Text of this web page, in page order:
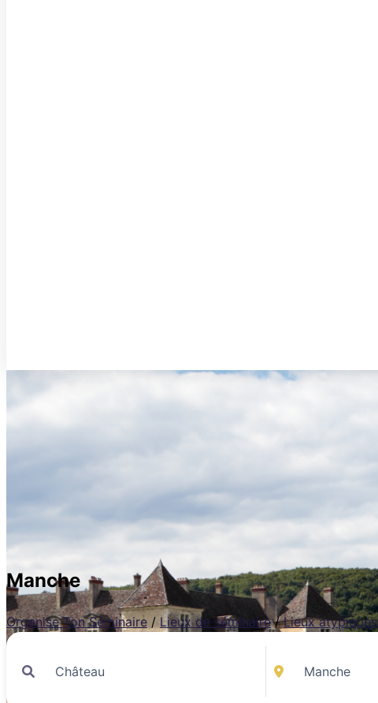
Manche
Organise Ton Séminaire / Lieux de séminaire / Lieux atypiques